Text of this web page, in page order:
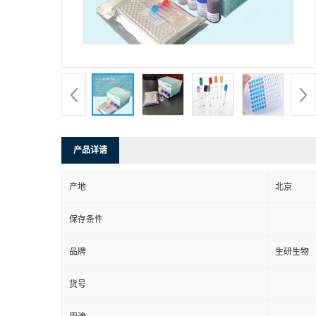
产品详请
产地
保存条件
品牌